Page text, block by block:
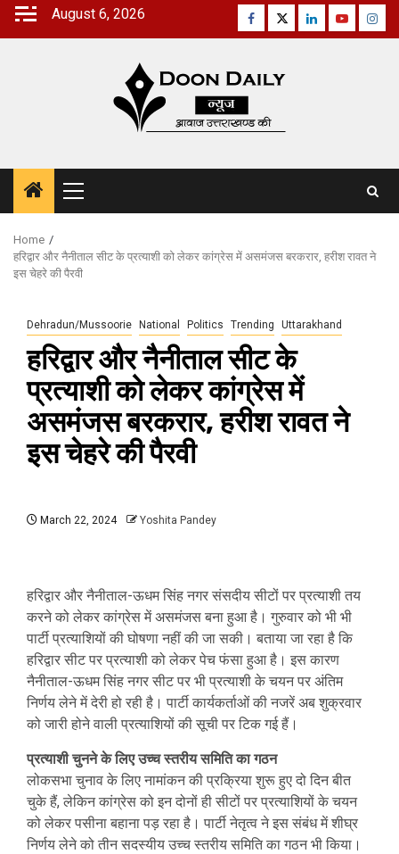
Skip
August 6, 2026 Facebook
TwitterLinkedinYoutube
Primary
Menu
Home
हरिद्वार और नैनीताल सीट के प्रत्याशी को लेकर कांग्रेस में असमंजस बरकरार, हरीश रावत ने
इस चेहरे की पैरवी
Dehradun/Mussoorie National Politics Trending Uttarakhand
हरिद्वार और नैनीताल सीट के
प्रत्याशी को लेकर कांग्रेस में
असमंजस बरकरार, हरीश रावत ने
इस चेहरे की पैरवी
March 22, 2024 Yoshita Pandey
हरिद्वार और नैनीताल-ऊधम सिंह नगर संसदीय सीटों पर प्रत्याशी तय
करने को लेकर कांग्रेस में असमंजस बना हुआ है। गुरुवार को भी भी
पार्टी प्रत्याशियों की घोषणा नहीं की जा सकी। बताया जा रहा है कि
हरिद्वार सीट पर प्रत्याशी को लेकर पेच फंसा हुआ है। इस कारण
नैनीताल-ऊधम सिंह नगर सीट पर भी प्रत्याशी के चयन पर अंतिम
निर्णय लेने में देरी हो रही है। पार्टी कार्यकर्ताओं की नजरें अब शुक्रवार
को जारी होने वाली प्रत्याशियों की सूची पर टिक गई हैं।
प्रत्याशी चुनने के लिए उच्च स्तरीय समिति का गठन
लोकसभा चुनाव के लिए नामांकन की प्रक्रिया शुरू हुए दो दिन बीत
चुके हैं, लेकिन कांग्रेस को इन दोनों ही सीटों पर प्रत्याशियों के चयन
को लेकर पसीना बहाना पड़ रहा है। पार्टी नेतृत्व ने इस संबंध में शीघ्र
निर्णय लेने को तीन सदस्यीय उच्च स्तरीय समिति का गठन भी किया।